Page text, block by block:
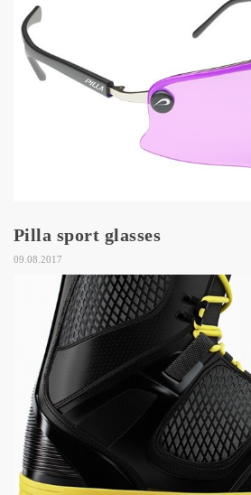
Pilla sport glasses
09.08.2017